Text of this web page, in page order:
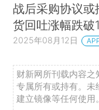
战后采购协议或
货回吐涨幅跌破
2025年08月12日
财新网所刊载内容
专属所有或持有。未
建立镜像等任何使用。